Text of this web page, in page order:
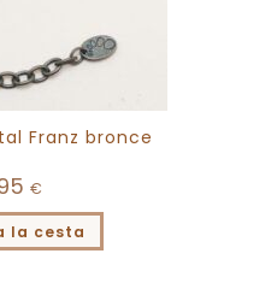
Franz bronce
€
la cesta